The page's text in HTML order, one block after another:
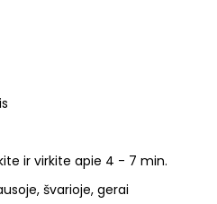
ir virkite apie 4 - 7 min.
švarioje, gerai